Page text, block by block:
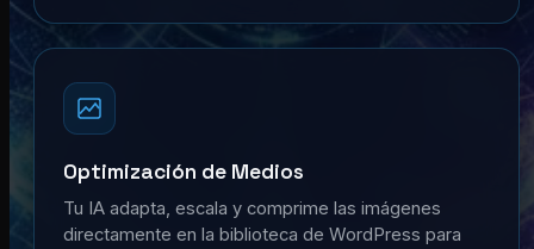
Optimización de Medios
Tu IA adapta, escala y comprime las imágenes
directamente en la biblioteca de WordPress para